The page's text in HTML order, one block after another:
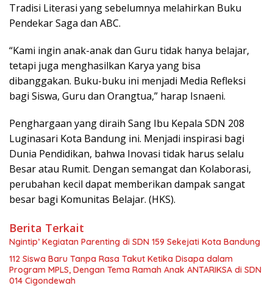
Tradisi Literasi yang sebelumnya melahirkan Buku
Pendekar Saga dan ABC.
“Kami ingin anak-anak dan Guru tidak hanya belajar,
tetapi juga menghasilkan Karya yang bisa
dibanggakan. Buku-buku ini menjadi Media Refleksi
bagi Siswa, Guru dan Orangtua,” harap Isnaeni.
Penghargaan yang diraih Sang Ibu Kepala SDN 208
Luginasari Kota Bandung ini. Menjadi inspirasi bagi
Dunia Pendidikan, bahwa Inovasi tidak harus selalu
Besar atau Rumit. Dengan semangat dan Kolaborasi,
perubahan kecil dapat memberikan dampak sangat
besar bagi Komunitas Belajar. (HKS).
Berita Terkait
Ngintip’ Kegiatan Parenting di SDN 159 Sekejati Kota Bandung
112 Siswa Baru Tanpa Rasa Takut Ketika Disapa dalam
Program MPLS, Dengan Tema Ramah Anak ANTARIKSA di SDN
014 Cigondewah